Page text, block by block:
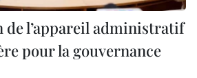
de l’appareil administratif
pour la gouvernance